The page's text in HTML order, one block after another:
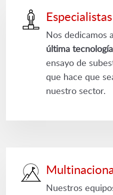
Especialistas
Nos dedicamos
última tecnología
ensayo de
que hace que
nuestro sector.
Nuestros